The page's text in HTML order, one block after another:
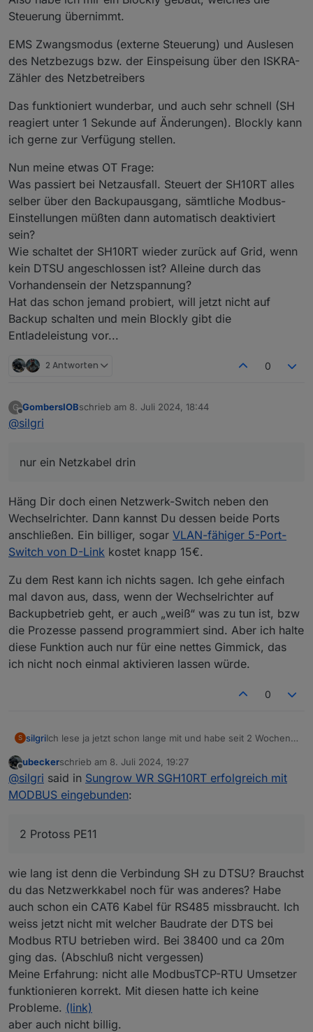
Steuerung übernimmt.
EMS Zwangsmodus (externe Steuerung) und Auslesen
des Netzbezugs bzw. der Einspeisung über den ISKRA-
Zähler des Netzbetreibers
Das funktioniert wunderbar, und auch sehr schnell (SH
reagiert unter 1 Sekunde auf Änderungen). Blockly kann
ich gerne zur Verfügung stellen.
Nun meine etwas OT Frage:
Was passiert bei Netzausfall. Steuert der SH10RT alles
selber über den Backupausgang, sämtliche Modbus-
Einstellungen müßten dann automatisch deaktiviert
sein?
Wie schaltet der SH10RT wieder zurück auf Grid, wenn
kein DTSU angeschlossen ist? Alleine durch das
Vorhandensein der Netzspannung?
Hat das schon jemand probiert, will jetzt nicht auf
Backup schalten und mein Blockly gibt die
Entladeleistung vor...
2 Antworten 0
G
Offline
GombersIOBschrieb am 8. Juli 2024, 18:44
zuletzt editiert von
@silgri
nur ein Netzkabel drin
Häng Dir doch einen Netzwerk-Switch neben den
Wechselrichter. Dann kannst Du dessen beide Ports
anschließen. Ein billiger, sogar VLAN-fähiger 5-Port-
Switch von D-Link kostet knapp 15€.
Zu dem Rest kann ich nichts sagen. Ich gehe einfach
mal davon aus, dass, wenn der Wechselrichter auf
Backupbetrieb geht, er auch „weiß“ was zu tun ist, bzw
die Prozesse passend programmiert sind. Aber ich halte
diese Funktion auch nur für eine nettes Gimmick, das
ich nicht noch einmal aktivieren lassen würde.
0
S silgriIch lese ja jetzt schon lange mit und habe seit 2 Wochen
kann ich den DTSU666-20 nicht mit dem SH verbinden
(Erdkabelverbindung, nur ein Netzwerkkabel mit drin).
Habe es mit 2 Protoss PE11 versucht, klappt irgendwie
nicht.
Also habe ich mir ein Blockly gebaut, welches die
Steuerung übernimmt.
EMS Zwangsmodus (externe Steuerung) und Auslesen
des Netzbezugs bzw. der Einspeisung über den ISKRA-
reagiert unter 1 Sekunde auf Änderungen). Blockly kann
selber über den Backupausgang, sämtliche Modbus-
Einstellungen müßten dann automatisch deaktiviert sein?
kein DTSU angeschlossen ist? Alleine durch das
Vorhandensein der Netzspannung?
Hat das schon jemand probiert, will jetzt nicht auf Backup
schalten und mein Blockly gibt die Entladeleistung vor...
Offline
ubeckerschrieb am 8. Juli 2024, 19:27
zuletzt editiert von
@silgri said in Sungrow WR SGH10RT erfolgreich mit
MODBUS eingebunden:
2 Protoss PE11
wie lang ist denn die Verbindung SH zu DTSU? Brauchst
du das Netzwerkkabel noch für was anderes? Habe
auch schon ein CAT6 Kabel für RS485 missbraucht. Ich
weiss jetzt nicht mit welcher Baudrate der DTS bei
Modbus RTU betrieben wird. Bei 38400 und ca 20m
ging das. (Abschluß nicht vergessen)
Meine Erfahrung: nicht alle ModbusTCP-RTU Umsetzer
funktionieren korrekt. Mit diesen hatte ich keine
Probleme. (link)
aber auch nicht billig.